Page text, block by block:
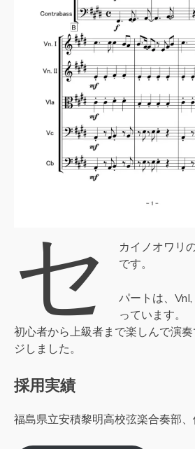
セ
カイノオワリ
です。
パートは、
っています。
初心者から上級者まで楽しんで演
ジしました。
採用実績
福島県立安積黎明高校弦楽合奏部